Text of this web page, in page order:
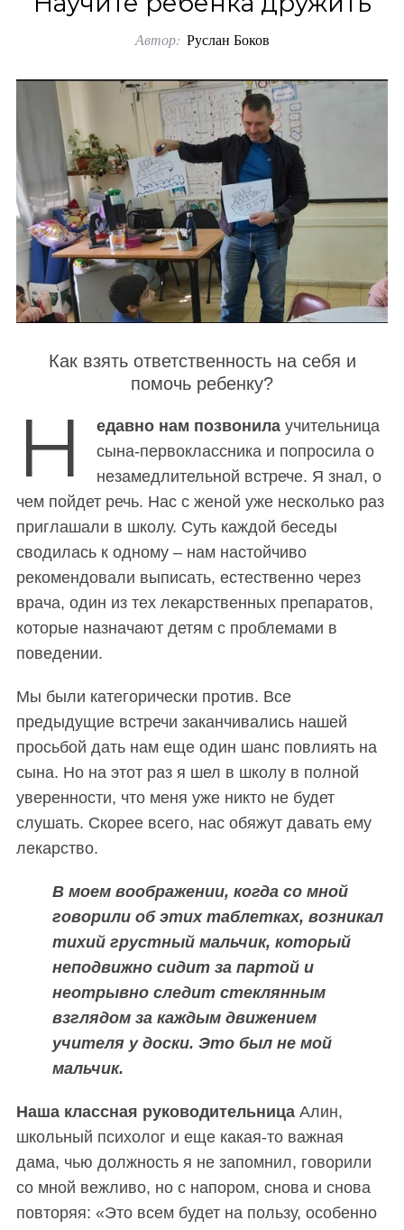
Автор: Руслан Боков
Как взять ответственность на себя и
помочь ребенку?
Н едавно нам позвонила учительница
сына-первоклассника и попросила о
незамедлительной встрече. Я знал, о
чем пойдет речь. Нас с женой уже несколько раз
приглашали в школу. Суть каждой беседы
сводилась к одному – нам настойчиво
рекомендовали выписать, естественно через
врача, один из тех лекарственных препаратов,
которые назначают детям с проблемами в
поведении.
Мы были категорически против. Все
предыдущие встречи заканчивались нашей
просьбой дать нам еще один шанс повлиять на
сына. Но на этот раз я шел в школу в полной
уверенности, что меня уже никто не будет
слушать. Скорее всего, нас обяжут давать ему
лекарство.
В моем воображении, когда со мной
говорили об этих таблетках, возникал
тихий грустный мальчик, который
неподвижно сидит за партой и
неотрывно следит стеклянным
взглядом за каждым движением
учителя у доски. Это был не мой
мальчик.
Наша классная руководительница Алин,
школьный психолог и еще какая-то важная
дама, чью должность я не запомнил, говорили
со мной вежливо, но с напором, снова и снова
повторяя: «Это всем будет на пользу, особенно